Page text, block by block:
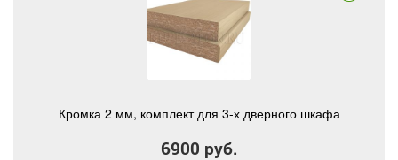
Кромка 2 мм, комплект для 3-х дверного шкафа
6900 руб.